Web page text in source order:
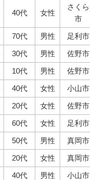
40代 女性
さくら
市
70代 男性 足利市
30代 男性 佐野市
10代 男性 佐野市
40代 女性 小山市
20代 女性 佐野市
60代 女性 足利市
50代 男性 真岡市
20代 女性 真岡市
40代 男性 小山市